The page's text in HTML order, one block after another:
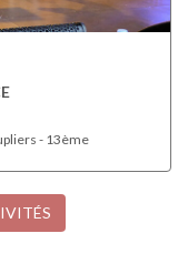
- 13ème